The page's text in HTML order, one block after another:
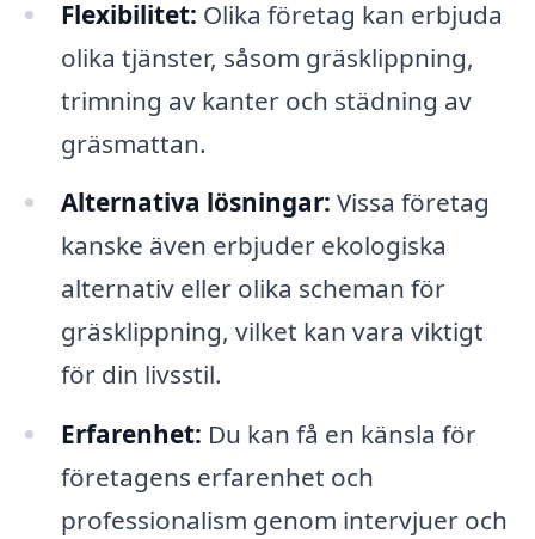
Flexibilitet: Olika företag kan erbjuda
olika tjänster, såsom gräsklippning,
trimning av kanter och städning av
gräsmattan.
Alternativa lösningar: Vissa företag
kanske även erbjuder ekologiska
alternativ eller olika scheman för
gräsklippning, vilket kan vara viktigt
för din livsstil.
Erfarenhet: Du kan få en känsla för
företagens erfarenhet och
professionalism genom intervjuer och